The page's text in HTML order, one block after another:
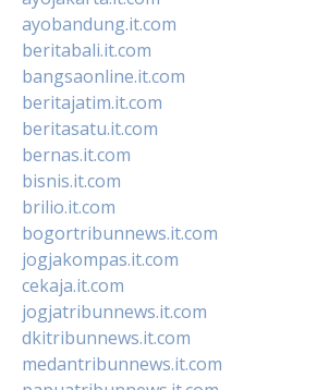
ayobandung.it.com
beritabali.it.com
bangsaonline.it.com
beritajatim.it.com
beritasatu.it.com
bernas.it.com
bisnis.it.com
brilio.it.com
bogortribunnews.it.com
jogjakompas.it.com
cekaja.it.com
jogjatribunnews.it.com
dkitribunnews.it.com
medantribunnews.it.com